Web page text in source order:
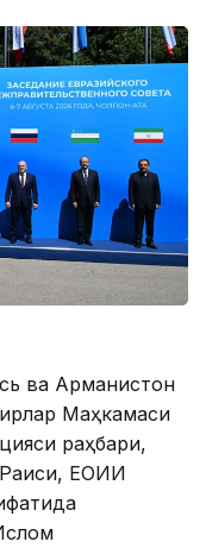
ва Арманистон
Маҳкамаси
раҳбари,
ЕОИИ